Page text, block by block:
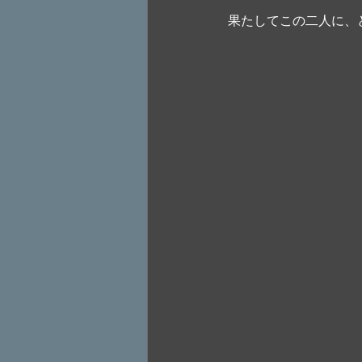
果たしてこの二人に、